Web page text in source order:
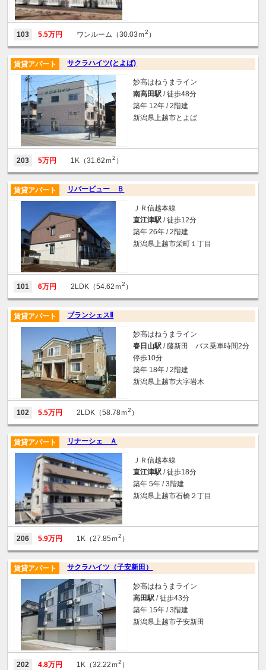
103 5.5万円 ワンルーム（30.03ｍ2 ）
サクラハイツ(とよば)
賃貸アパート
妙高はねうまライン
南高田駅 / 徒歩48分
築年 12年 / 2階建
新潟県上越市とよば
203 5万円 1K（31.62ｍ2 ）
リバービュー Ｂ
賃貸アパート
ＪＲ信越本線
直江津駅 / 徒歩12分
築年 26年 / 2階建
新潟県上越市栄町１丁目
101 6万円 2LDK（54.62ｍ2 ）
ブランシェスⅡ
賃貸アパート
妙高はねうまライン
春日山駅 / 藤新田 バス乗車時間2分
停歩10分
築年 18年 / 2階建
新潟県上越市大字岩木
102 5.5万円 2LDK（58.78ｍ2 ）
リナーシェ Ａ
賃貸アパート
ＪＲ信越本線
直江津駅 / 徒歩18分
築年 5年 / 3階建
新潟県上越市石橋２丁目
206 5.9万円 1K（27.85ｍ2 ）
サクラハイツ（子安新田）
賃貸アパート
妙高はねうまライン
高田駅 / 徒歩43分
築年 15年 / 3階建
新潟県上越市子安新田
202 4.8万円 1K（32.22ｍ2 ）